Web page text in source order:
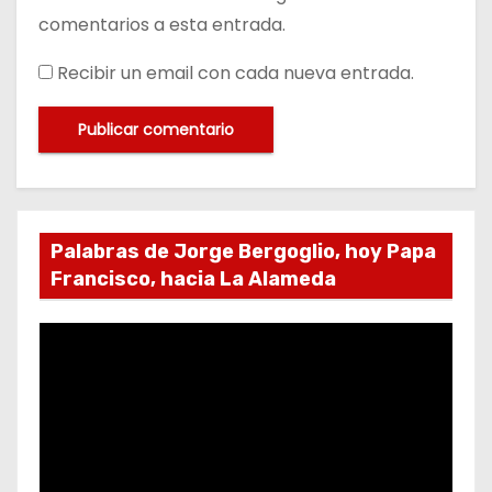
comentarios a esta entrada.
Recibir un email con cada nueva entrada.
Palabras de Jorge Bergoglio, hoy Papa
Francisco, hacia La Alameda